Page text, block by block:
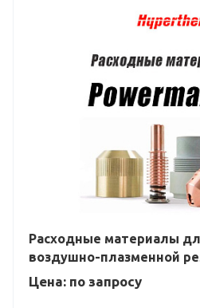
Расходные материалы
воздушно-плазменной
Цена: по запросу